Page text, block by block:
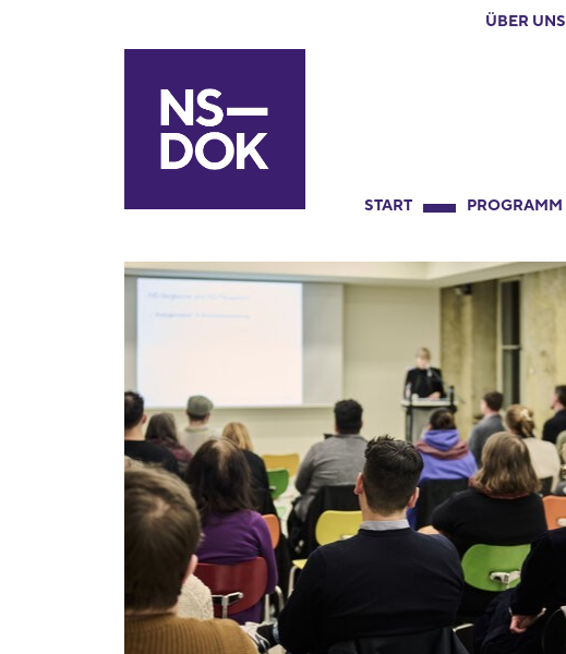
ÜBER UNS
START PROGRAMM